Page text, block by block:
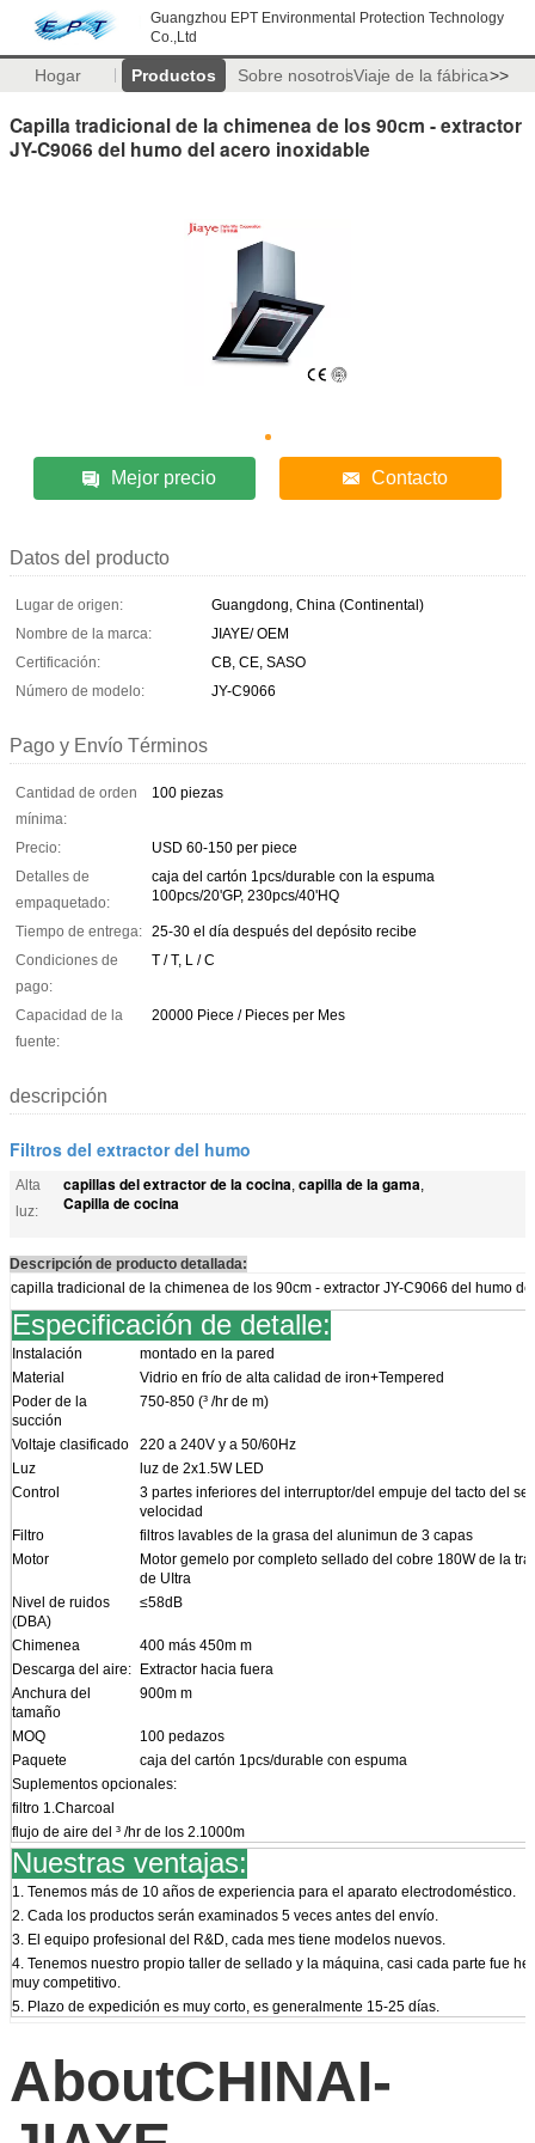
Guangzhou EPT Environmental Protection Technology
Co.,Ltd
Hogar Productos Sobre nosotrosViaje de la fábrica>>
Capilla tradicional de la chimenea de los 90cm - extractor
JY-C9066 del humo del acero inoxidable
Mejor precio Contacto
Datos del producto
Lugar de origen:
Guangdong, China (Continental)
Nombre de la marca:
JIAYE/ OEM
Certificación:
CB, CE, SASO
Número de modelo:
JY-C9066
Pago y Envío Términos
Cantidad de orden
mínima:
100 piezas
Precio:
USD 60-150 per piece
Detalles de
empaquetado:
caja del cartón 1pcs/durable con la espuma
100pcs/20'GP, 230pcs/40'HQ
Tiempo de entrega: 25-30 el día después del depósito recibe
Condiciones de
pago:
T / T, L / C
Capacidad de la
fuente:
20000 Piece / Pieces per Mes
descripción
Filtros del extractor del humo
Alta
luz:
capillas del extractor de la cocina, capilla de la gama,
Capilla de cocina
Descripción de producto detallada:
capilla tradicional de la chimenea de los 90cm - extractor JY-C9066 del humo
Especificación de detalle:
Instalación
montado en la pared
Material
Vidrio en frío de alta calidad de iron+Tempered
Poder de la
succión
750-850 (³ /hr de m)
Voltaje clasificado
220 a 240V y a 50/60Hz
Luz
luz de 2x1.5W LED
Control
3 partes inferiores del interruptor/del empuje del tacto del
velocidad
Filtro
filtros lavables de la grasa del alunimun de 3 capas
Motor
Motor gemelo por completo sellado del cobre 180W de la
de UItra
Nivel de ruidos
(DBA)
≤58dB
Chimenea
400 más 450m m
Descarga del aire: Extractor hacia fuera
Anchura del
tamaño
900m m
MOQ
100 pedazos
Paquete
caja del cartón 1pcs/durable con espuma
Suplementos opcionales:
filtro 1.Charcoal
flujo de aire del ³ /hr de los 2.1000m
Nuestras ventajas:
1. Tenemos más de 10 años de experiencia para el aparato electrodoméstico.
2. Cada los productos serán examinados 5 veces antes del envío.
3. El equipo profesional del R&D, cada mes tiene modelos nuevos.
4. Tenemos nuestro propio taller de sellado y la máquina, casi cada parte fue
muy competitivo.
5. Plazo de expedición es muy corto, es generalmente 15-25 días.
AboutCHINAI-